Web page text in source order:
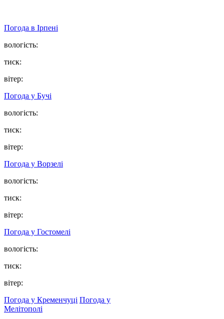
Погода в Ірпені
вологість:
тиск:
вітер:
Погода у Бучі
вологість:
тиск:
вітер:
Погода у Ворзелі
вологість:
тиск:
вітер:
Погода у Гостомелі
вологість:
тиск:
вітер:
Погода у Кременчуці Погода у
Мелітополі